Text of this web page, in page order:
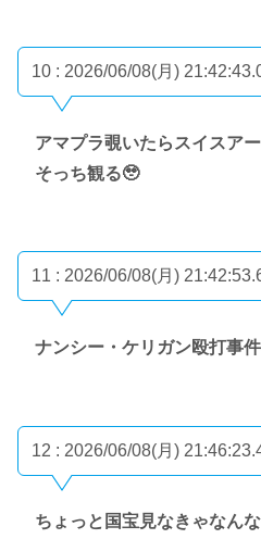
10 : 2026/06/08(月)
アマプラ覗いたらスイスア
そっち観る🥹
11 : 2026/06/08(月)
ナンシー・ケリガン殴打事
12 : 2026/06/08(月)
ちょっと国宝見なきゃなん